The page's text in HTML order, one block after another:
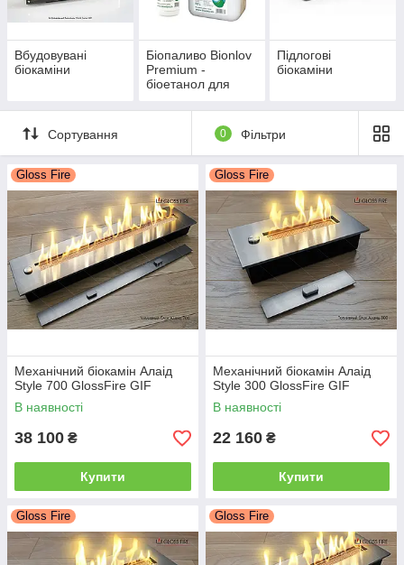
Вбудовувані
біокаміни
Біопаливо Bionlov
Premium -
біоетанол для
Підлогові
біокаміни
Сортування 0 Фільтри
Gloss Fire
Механічний біокамін Алаід
Style 700 GlossFire GIF
В наявності
38 100 ₴
Купити
Gloss Fire
Механічний біокамін Алаід
Style 300 GlossFire GIF
В наявності
22 160 ₴
Купити
Gloss Fire Gloss Fire